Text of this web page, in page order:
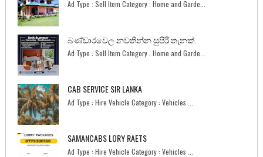
Ad Type : Sell Item Category : Home and Garde...
බණ්ඩාරවෙල නවතින්න සුපිරි තැනක්.
Ad Type : Sell Item Category : Home and Garde...
CAB SERVICE SIR LANKA
Ad Type : Hire Vehicle Category : Vehicles ...
SAMANCABS LORY RAETS
Ad Type : Hire Vehicle Category : Vehicles ...